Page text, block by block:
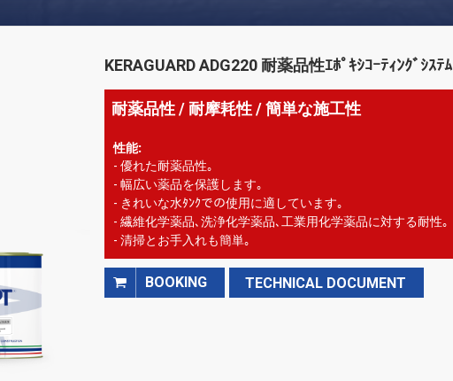
KERAGUARD ADG220 耐薬品性ｴﾎﾟｷｼｺｰﾃｨﾝｸﾞｼｽﾃﾑ
耐薬品性 / 耐摩耗性 / 簡単な施工性
性能:
- 優れた耐薬品性｡
- 幅広い薬品を保護します｡
- きれいな水ﾀﾝｸでの使用に適しています｡
- 繊維化学薬品､洗浄化学薬品､工業用化学薬品に対する耐性｡
- 清掃とお手入れも簡単｡
BOOKING TECHNICAL DOCUMENT